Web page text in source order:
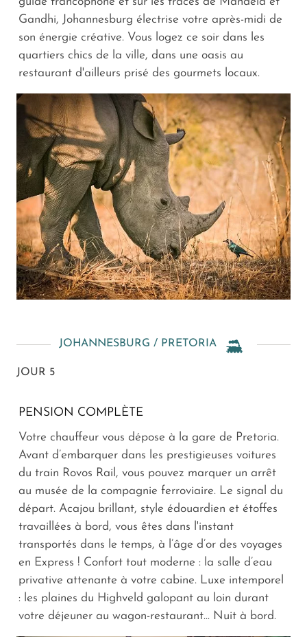
Gandhi, Johannesburg électrise votre après-midi de
son énergie créative. Vous logez ce soir dans les
quartiers chics de la ville, dans une oasis au
restaurant d'ailleurs prisé des gourmets locaux.
JOHANNESBURG / PRETORIA
JOUR 5
PENSION COMPLÈTE
Votre chauffeur vous dépose à la gare de Pretoria.
Avant d’embarquer dans les prestigieuses voitures
du train Rovos Rail, vous pouvez marquer un arrêt
au musée de la compagnie ferroviaire. Le signal du
départ. Acajou brillant, style édouardien et étoffes
travaillées à bord, vous êtes dans l'instant
transportés dans le temps, à l’âge d’or des voyages
en Express ! Confort tout moderne : la salle d’eau
privative attenante à votre cabine. Luxe intemporel
: les plaines du Highveld galopant au loin durant
votre déjeuner au wagon-restaurant... Nuit à bord.